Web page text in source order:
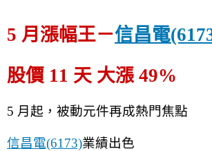
5 月漲幅王－信昌電
股價 11 天 大漲 49%
5 月起，被動元件再成熱門焦點
信昌電(6173)業績出色